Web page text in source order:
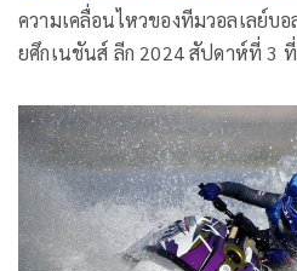
ความเคลื่อนไหวของทีมวอลเลย์บ
ยศึกเนชันส์ ลีก 2024 สัปดาห์ที่ 3 ที่ฮ่องกง ล่าสุด
ยางสาวไทย ออกเดินทางสู่ฮ่องกง
TG606 เพื่อเข้าการแข่งขันศึก